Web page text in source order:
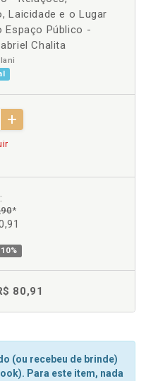
Laicidade e o Lugar
Espaço Público -
Chalita
*
10%
80,91
(ou recebeu de brinde)
Para este item, nada